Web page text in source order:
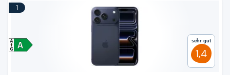
1
Sehr gut
1,4